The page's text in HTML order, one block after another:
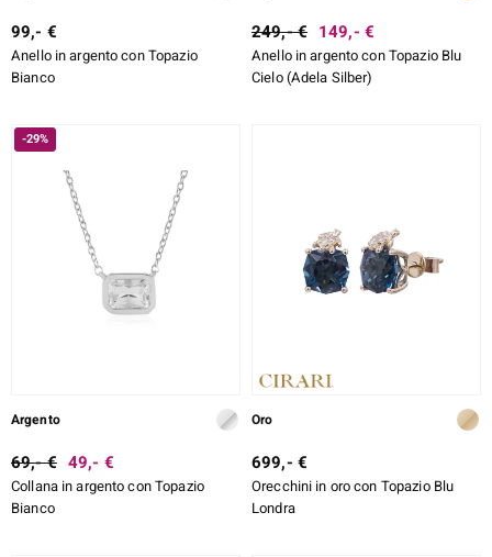
99,- €
Anello in argento con Topazio
Bianco
249,- € 149,- €
Anello in argento con Topazio Blu
Cielo (Adela Silber)
-29%
Argento
69,- € 49,- €
Collana in argento con Topazio
Bianco
Oro
699,- €
Orecchini in oro con Topazio Blu
Londra